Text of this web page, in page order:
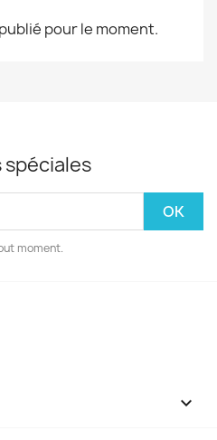
pour le moment.
moment.
